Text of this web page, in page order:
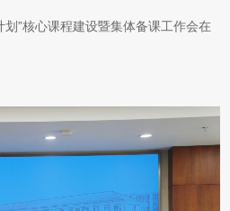
”核心课程建设暨集体备课工作会在